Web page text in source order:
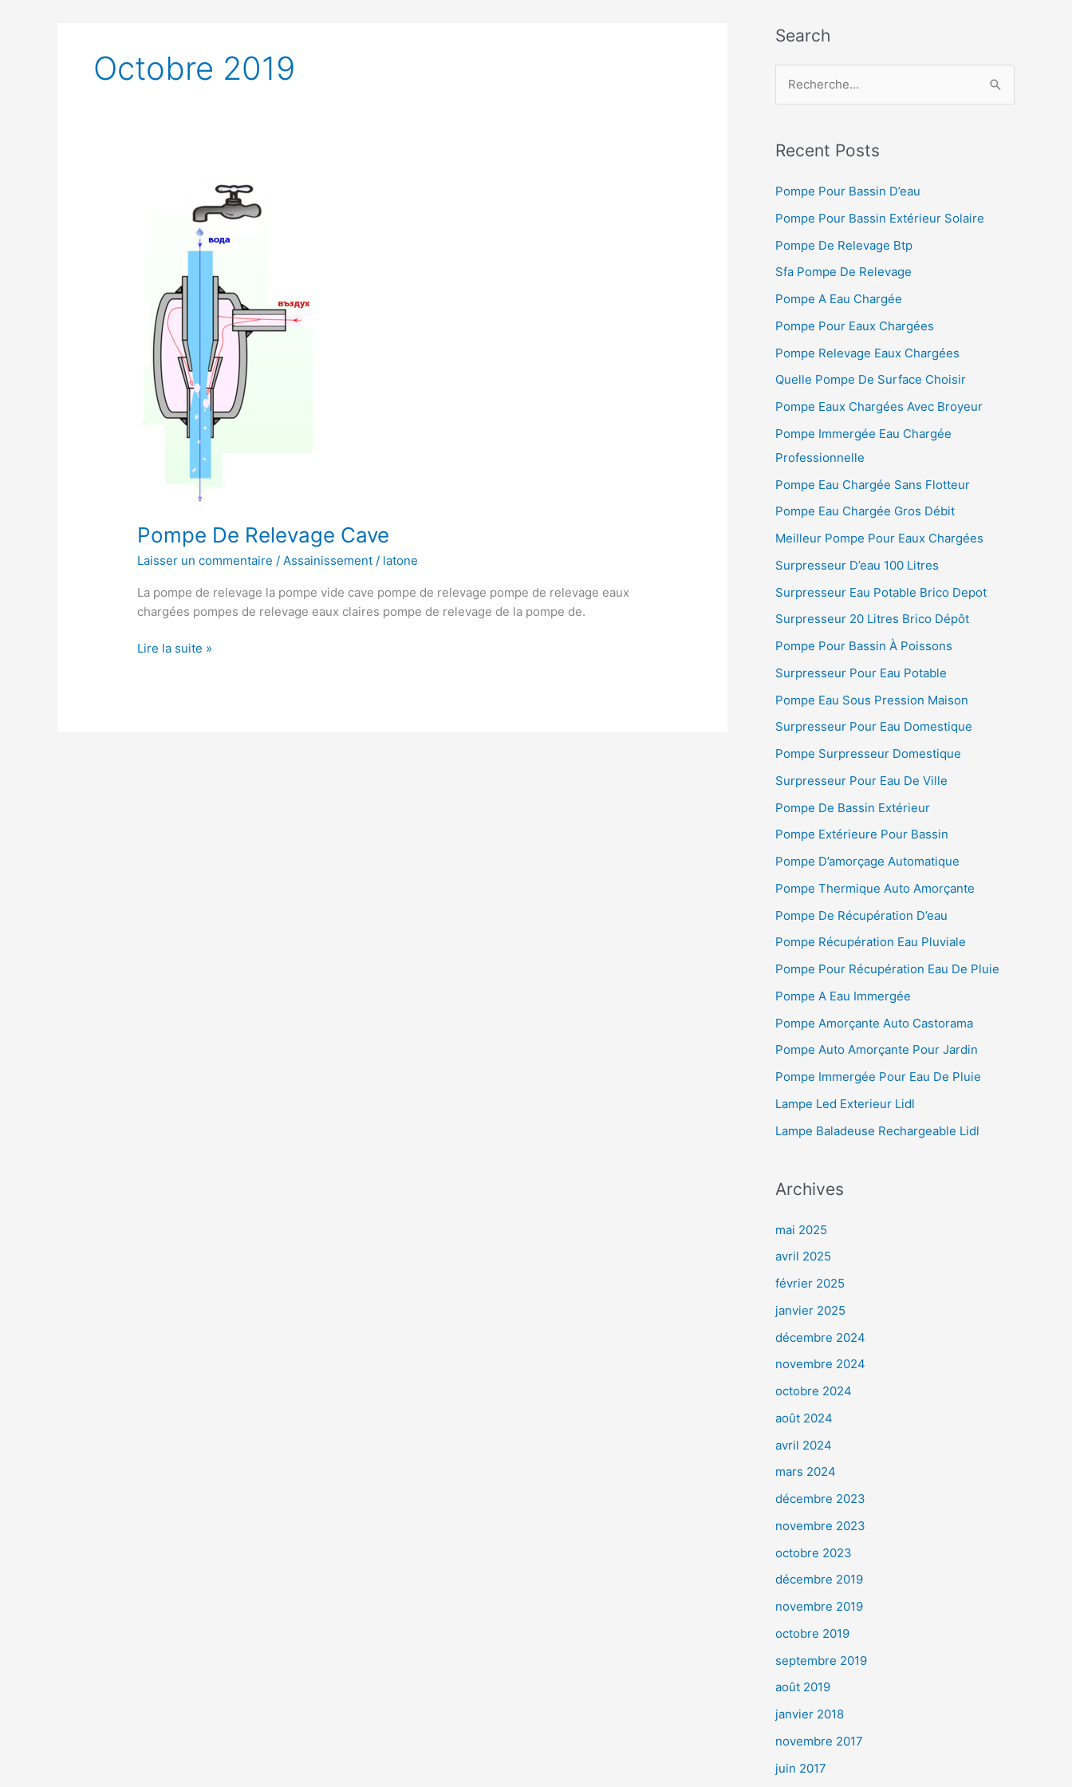
Octobre 2019
Pompe De Relevage Cave
Laisser un commentaire / Assainissement / latone
La pompe de relevage la pompe vide cave pompe de relevage pompe de relevage eaux
chargées pompes de relevage eaux claires pompe de relevage de la pompe de.
Pompe
Lire la suite »
Search
h
r
c
h
e
r
Recent Posts
Pompe Pour Bassin D’eau
Pompe Pour Bassin Extérieur Solaire
Pompe De Relevage Btp
Sfa Pompe De Relevage
Pompe A Eau Chargée
Pompe Pour Eaux Chargées
Pompe Relevage Eaux Chargées
Quelle Pompe De Surface Choisir
Pompe Eaux Chargées Avec Broyeur
Pompe Immergée Eau Chargée
Professionnelle
Pompe Eau Chargée Sans Flotteur
Pompe Eau Chargée Gros Débit
Meilleur Pompe Pour Eaux Chargées
Surpresseur D’eau 100 Litres
Surpresseur Eau Potable Brico Depot
Surpresseur 20 Litres Brico Dépôt
Pompe Pour Bassin À Poissons
Surpresseur Pour Eau Potable
Pompe Eau Sous Pression Maison
Surpresseur Pour Eau Domestique
Pompe Surpresseur Domestique
Surpresseur Pour Eau De Ville
Pompe De Bassin Extérieur
Pompe Extérieure Pour Bassin
Pompe D’amorçage Automatique
Pompe Thermique Auto Amorçante
Pompe De Récupération D’eau
Pompe Récupération Eau Pluviale
Pompe Pour Récupération Eau De Pluie
Pompe A Eau Immergée
Pompe Amorçante Auto Castorama
Pompe Auto Amorçante Pour Jardin
Pompe Immergée Pour Eau De Pluie
Lampe Led Exterieur Lidl
Lampe Baladeuse Rechargeable Lidl
Archives
mai 2025
avril 2025
février 2025
janvier 2025
décembre 2024
novembre 2024
octobre 2024
août 2024
avril 2024
mars 2024
décembre 2023
novembre 2023
octobre 2023
décembre 2019
novembre 2019
octobre 2019
septembre 2019
août 2019
janvier 2018
novembre 2017
juin 2017